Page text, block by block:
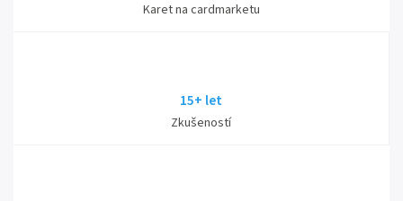
Karet na cardmarketu
15+ let
Zkušeností